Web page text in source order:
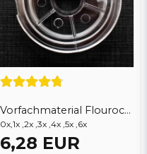
Vorfachmaterial Flourocarbon
0x,1x ,2x ,3x ,4x ,5x ,6x
6,28 EUR